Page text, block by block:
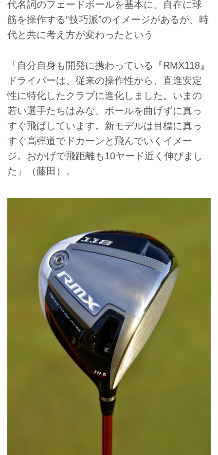
代名詞のフェードボールを基本に、自在に球
筋を操作する“技巧派”のイメージがあるが、時
代と共に考え方が変わったという
「自分自身も開発に携わっている『RMX118』
ドライバーは、従来の操作性から、直進安定
性に特化したクラブに進化しました。いまの
若い選手たちはみな、ボールを曲げずに真っ
すぐ飛ばしています。新モデルは目標に真っ
すぐ高弾道でドカーンと飛んでいくイメー
ジ。おかげで飛距離も10ヤード近く伸びまし
た」（藤田）。